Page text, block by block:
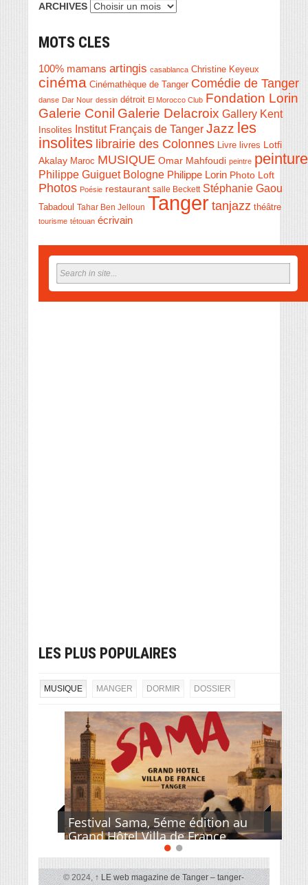
ARCHIVES
MOTS CLES
100% mamans artingis casablanca Christine Keyeux
cinéma Cinémathèque de Tanger Comédie de Tanger
danse Dar Nour dessin détroit El Morocco Club Fondation Lorin
Galerie Conil Galerie Delacroix Gallery Kent
Insolites Institut Français de Tanger Jazz les
insolites librairie des Colonnes Livre livres Lotfi
Akalay Maroc MUSIQUE Omar Mahfoudi peintre peinture
Philippe Guiguet Bologne Philippe Lorin Photo Loft
Photos Poésie restaurant salle Beckett Stéphanie Gaou
Tabadoul Tahar Ben Jelloun Tanger tanjazz théâtre
tourisme tétouan écrivain
LES PLUS POPULAIRES
MUSIQUE MANGER DORMIR DOSSIER
Festival Sama, 5éme édition au
Grand Hôtel Villa de France.
© 2024,↑ LE web magazine de Tanger – tanger-